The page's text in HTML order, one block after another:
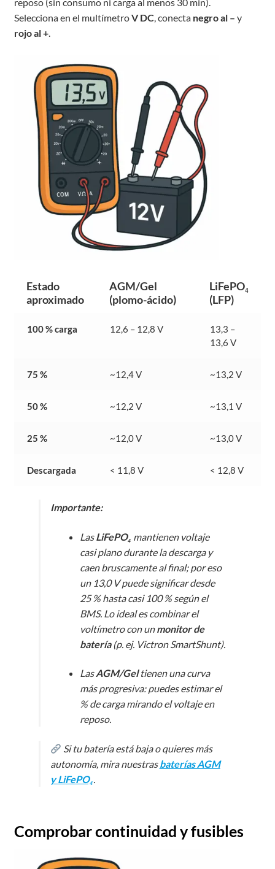
Selecciona en el multímetroV DC, conecta negro al – y
rojo al +.
Estado
aproximado
AGM/Gel
(plomo-ácido)
LiFePO₄
(LFP)
100 % carga 12,6 – 12,8 V
13,3 –
13,6 V
75 % ~12,4 V ~13,2 V
50 % ~12,2 V ~13,1 V
25 % ~12,0 V ~13,0 V
Descargada < 11,8 V < 12,8 V
Importante:
LasLiFePO₄ mantienen voltaje
casi plano durante la descarga y
caen bruscamente al final; por eso
un 13,0 V puede significar desde
25 % hasta casi 100 % según el
BMS. Lo ideal es combinar el
voltímetro con unmonitor de
batería(p. ej. Victron SmartShunt).
LasAGM/Geltienen una curva
más progresiva: puedes estimar el
% de carga mirando el voltaje en
reposo.
Si tu batería está baja o quieres más
autonomía, mira nuestrasbaterías AGM
y LiFePO₄.
Comprobar continuidad y fusibles